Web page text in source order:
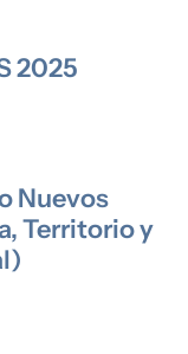
2025
Nuevos
Territorio y